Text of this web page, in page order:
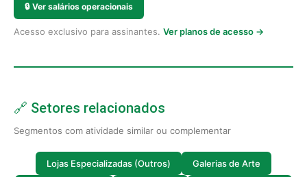
🔒 Ver salários operacionais
Acesso exclusivo para assinantes. Ver planos de acesso →
🔗 Setores relacionados
Segmentos com atividade similar ou complementar
Lojas Especializadas (Outros) Galerias de Arte